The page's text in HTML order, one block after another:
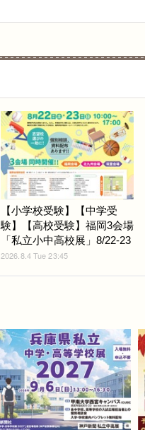
【小学校受験】【中学受
験】【高校受験】福岡3会場
「私立小中高校展」8/22-23
2026.8.4 Tue 23:45